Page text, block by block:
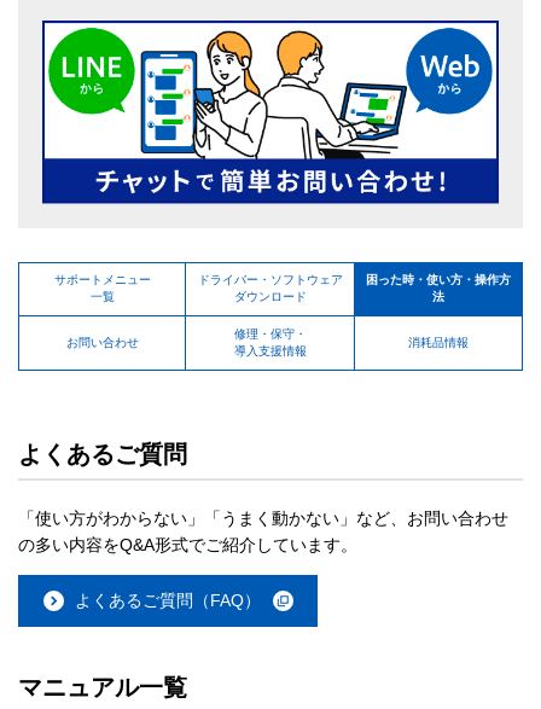
サポートメニュー
一覧
ドライバー・ソフトウェア
ダウンロード
困った時・使い方・操作方
法
お問い合わせ
修理・保守・
導入支援情報
消耗品情報
よくあるご質問
「使い方がわからない」「うまく動かない」など、お問い合わせ
の多い内容をQ&A形式でご紹介しています。
よくあるご質問（FAQ）
マニュアル一覧